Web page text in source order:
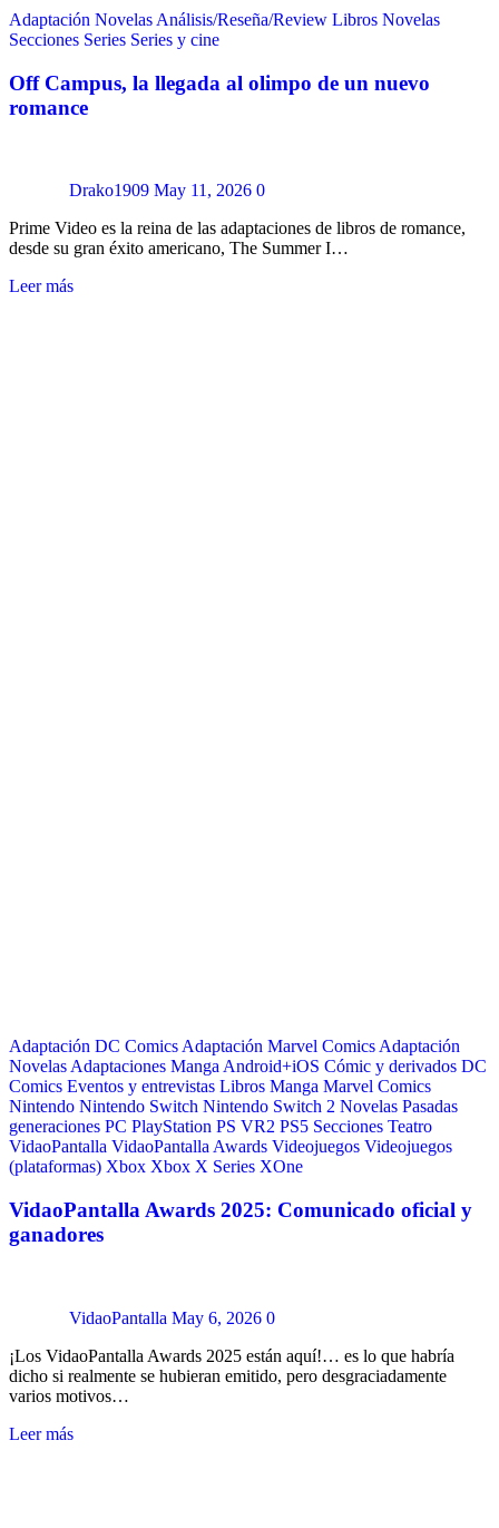
Adaptación Novelas Análisis/Reseña/Review Libros Novelas
Secciones Series Series y cine
Off Campus, la llegada al olimpo de un nuevo
romance
Drako1909 May 11, 2026 0
Prime Video es la reina de las adaptaciones de libros de romance,
desde su gran éxito americano, The Summer I…
Leer más
Adaptación DC ComicsAdaptación Marvel ComicsAdaptación
NovelasAdaptaciones MangaAndroid+iOS Cómic y derivados DC
Comics Eventos y entrevistas Libros Manga Marvel Comics
Nintendo Nintendo Switch Nintendo Switch 2 Novelas Pasadas
generaciones PC PlayStation PS VR2 PS5 Secciones Teatro
VidaoPantalla VidaoPantalla Awards Videojuegos Videojuegos
(plataformas) Xbox Xbox X Series XOne
VidaoPantalla Awards 2025: Comunicado oficial y
ganadores
VidaoPantalla May 6, 2026 0
¡Los VidaoPantalla Awards 2025 están aquí!… es lo que habría
dicho si realmente se hubieran emitido, pero desgraciadamente
varios motivos…
Leer más